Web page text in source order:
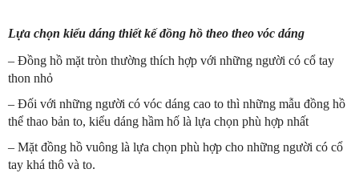
Lựa chọn kiểu dáng thiết kế đồng hồ theo theo vóc dáng
– Đồng hồ mặt tròn thường thích hợp với những người có cổ tay
thon nhỏ
– Đối với những người có vóc dáng cao to thì những mẫu đồng hồ
thể thao bản to, kiểu dáng hầm hố là lựa chọn phù hợp nhất
– Mặt đồng hồ vuông là lựa chọn phù hợp cho những người có cổ
tay khá thô và to.